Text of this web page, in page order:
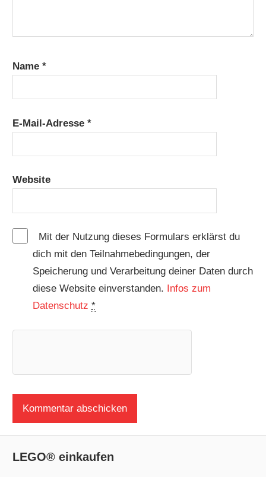
Name*
E-Mail-Adresse*
Website
Mit der Nutzung dieses Formulars erklärst du
dich mit den Teilnahmebedingungen, der
Speicherung und Verarbeitung deiner Daten durch
diese Website einverstanden. Infos zum
Datenschutz *
LEGO® einkaufen